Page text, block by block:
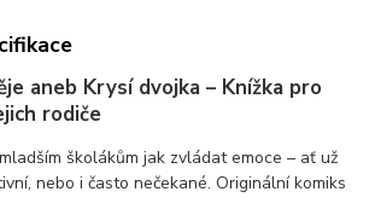
aneb Krysí dvojka – Knížka pro
rodiče
školákům jak zvládat emoce – ať už
nebo i často nečekané. Originální komiks